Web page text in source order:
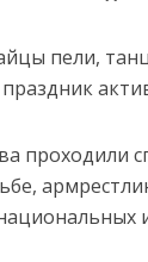
пели,
проходили